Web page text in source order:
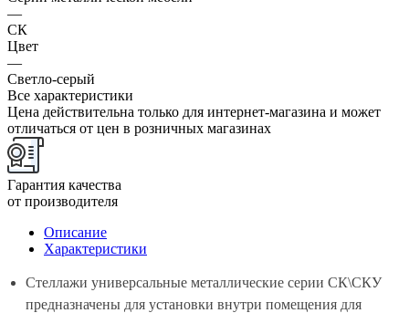
—
СК
Цвет
—
Светло-серый
Все характеристики
Цена действительна только для интернет-магазина и может
отличаться от цен в розничных магазинах
Гарантия качества
от производителя
Описание
Характеристики
Стеллажи универсальные металлические серии СК\СКУ
предназначены для установки внутри помещения для